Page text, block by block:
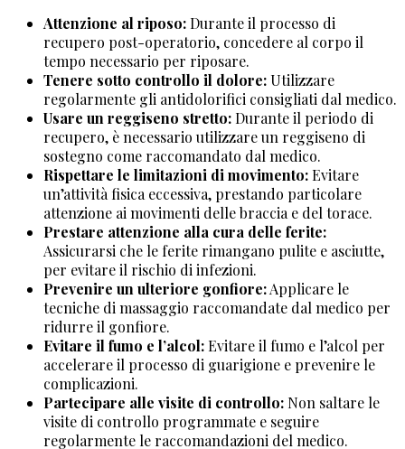
Attenzione al riposo:Durante il processo di
recupero post-operatorio, concedere al corpo il
tempo necessario per riposare.
Tenere sotto controllo il dolore:Utilizzare
regolarmente gli antidolorifici consigliati dal medico.
Usare un reggiseno stretto:Durante il periodo di
recupero, è necessario utilizzare un reggiseno di
sostegno come raccomandato dal medico.
Rispettare le limitazioni di movimento:Evitare
un’attività fisica eccessiva, prestando particolare
attenzione ai movimenti delle braccia e del torace.
Prestare attenzione alla cura delle ferite:
Assicurarsi che le ferite rimangano pulite e asciutte,
per evitare il rischio di infezioni.
Prevenire un ulteriore gonfiore:Applicare le
tecniche di massaggio raccomandate dal medico per
ridurre il gonfiore.
Evitare il fumo e l’alcol:Evitare il fumo e l’alcol per
accelerare il processo di guarigione e prevenire le
complicazioni.
Partecipare alle visite di controllo: Non saltare le
visite di controllo programmate e seguire
regolarmente le raccomandazioni del medico.